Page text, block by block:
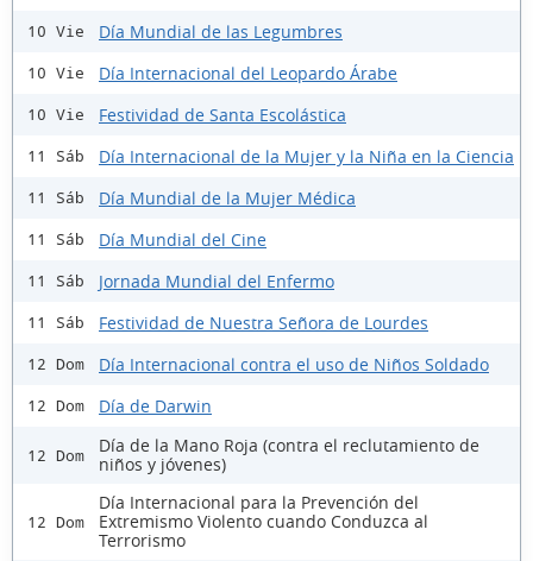
10 Vie Día Mundial de las Legumbres
10 Vie Día Internacional del Leopardo Árabe
10 Vie Festividad de Santa Escolástica
11 Sáb Día Internacional de la Mujer y la Niña en la Ciencia
11 Sáb Día Mundial de la Mujer Médica
11 Sáb Día Mundial del Cine
11 Sáb Jornada Mundial del Enfermo
11 Sáb Festividad de Nuestra Señora de Lourdes
12 Dom Día Internacional contra el uso de Niños Soldado
12 Dom Día de Darwin
12 Dom
Día de la Mano Roja (contra el reclutamiento de
niños y jóvenes)
12 Dom
Día Internacional para la Prevención del
Extremismo Violento cuando Conduzca al
Terrorismo